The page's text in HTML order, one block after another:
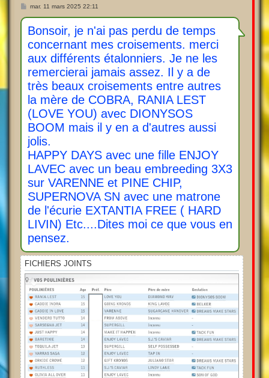
M
s
s
a
g
e
mar. 11 mars 2025 22:11
Bonsoir, je n'ai pas perdu de temps
concernant mes croisements. merci
aux différents étalonniers. Je ne les
remercierai jamais assez. Il y a de
très beaux croisements entre autres
la mère de COBRA, RANIA LEST
(LOVE YOU) avec DIONYSOS
BOOM mais il y en a d'autres aussi
jolis.
HAPPY DAYS avec une fille ENJOY
LAVEC avec un beau embreeding 3X3
sur VARENNE et PINE CHIP,
SUPERNOVA SN avec une matrone
de l'écurie EXTANTIA FREE ( HARD
LIVIN) Etc....Dites moi ce que vous en
pensez.
FICHIERS JOINTS